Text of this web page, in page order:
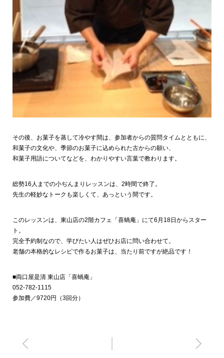
その後、お菓子を蒸して冷やす間は、参加者からの質問タイムとともに、
和菓子の文化や、季節のお菓子に込められた古からの願い、
和菓子用語についてなどを、わかりやすい言葉で教わります。
総勢16人までの小ぢんまりレッスンは、2時間で終了。
先生の軽妙なトークも楽しくて、あっという間です。
このレッスンは、東山店の2階カフェ「喜蝸庵」にて6月18日からスター
ト。
完全予約制なので、学びたい人はぜひお店に問い合わせて。
老舗の本格的なレシピで作るお菓子は、当たり前ですが絶品です！
■両口屋是清 東山店「喜蝸庵」
052-782-1115
参加費／9720円（3回分）